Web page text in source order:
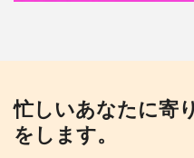
忙しいあなたに寄
をします。